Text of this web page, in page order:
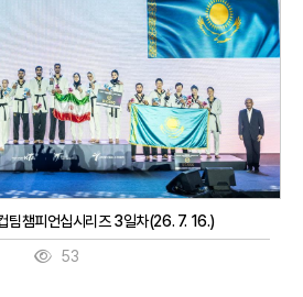
팀챔피언십시리즈 3일차(26. 7. 16.)
53